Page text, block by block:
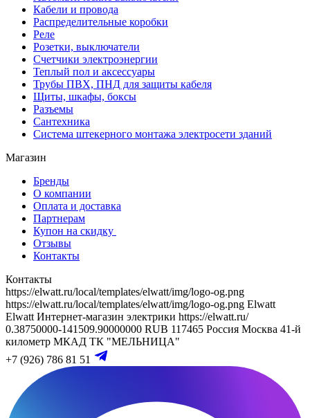
Кабели и провода
Распределительные коробки
Реле
Розетки, выключатели
Счетчики электроэнергии
Теплый пол и аксессуары
Трубы ПВХ, ПНД для защиты кабеля
Щиты, шкафы, боксы
Разъемы
Сантехника
Система штекерного монтажа электросети зданий
Магазин
Бренды
О компании
Оплата и доставка
Партнерам
Купон на скидку
Отзывы
Контакты
Контакты
https://elwatt.ru/local/templates/elwatt/img/logo-og.png
https://elwatt.ru/local/templates/elwatt/img/logo-og.png Elwatt
Elwatt Интернет-магазин электрики https://elwatt.ru/
0.38750000-141509.90000000 RUB 117465 Россия Москва 41-й
километр МКАД ТК "МЕЛЬНИЦА"
+7 (926) 786 81 51